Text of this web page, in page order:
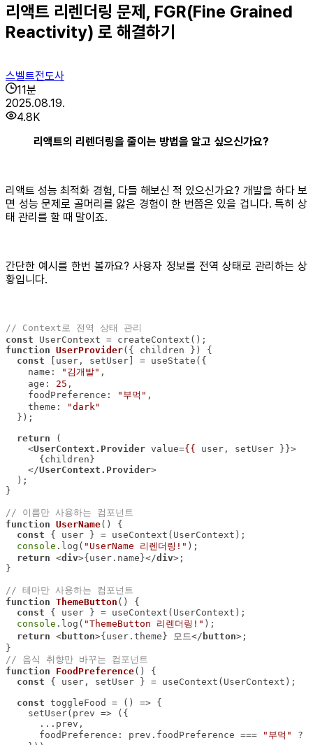
리액트 리렌더링 문제, FGR(Fine Grained
Reactivity) 로 해결하기
스벨트전도사
11분
2025.08.19.
4.8K
리액트의 리렌더링을 줄이는 방법을 알고 싶으신가요?
리액트 성능 최적화 경험, 다들 해보신 적 있으신가요? 개발을 하다 보
면 성능 문제로 골머리를 앓은 경험이 한 번쯤은 있을 겁니다. 특히 상
태 관리를 할 때 말이죠.
간단한 예시를 한번 볼까요? 사용자 정보를 전역 상태로 관리하는 상
황입니다.
// Context로 전역 상태 관리
const
function UserProvider( { children } )
const
name : "김개발"
age : 25
foodPreference : "부먹"
theme :
"dark"
return
<UserContext.Provider value={{ user , setUser }}>
</UserContext.Provider>
// 이름만 사용하는 컴포넌트
function UserName( )
const
console .log( "UserName 리렌더링!"
return <div>{user.name}</div>
// 테마만 사용하는 컴포넌트
function ThemeButton ( )
const
console .log( "ThemeButton 리렌더링!"
return <button>{user.theme} 모드</ button>
// 음식 취향만 바꾸는 컴포넌트
function
FoodPreference( )
const
const toggleFood = () =>
    setUser(
prev =>
foodPreference : prev.foodPreference === "부먹" ?